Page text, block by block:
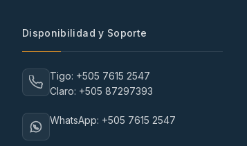
Disponibilidad y Soporte
Tigo: +505 7615 2547
Claro: +505 87297393
WhatsApp: +505 7615 2547